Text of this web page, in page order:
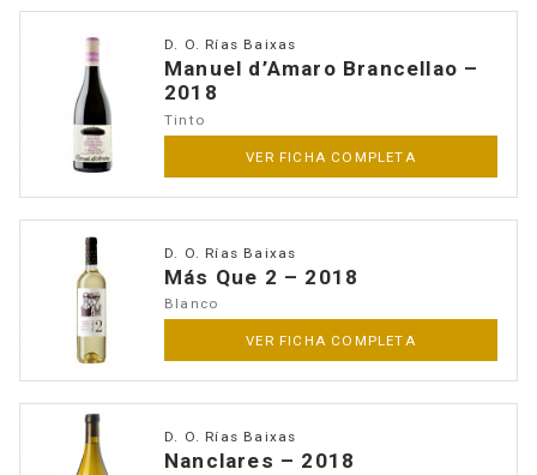
D. O. Rías Baixas
Manuel d’Amaro Brancellao –
2018
Tinto
VER FICHA COMPLETA
D. O. Rías Baixas
Más Que 2 – 2018
Blanco
VER FICHA COMPLETA
D. O. Rías Baixas
Nanclares – 2018